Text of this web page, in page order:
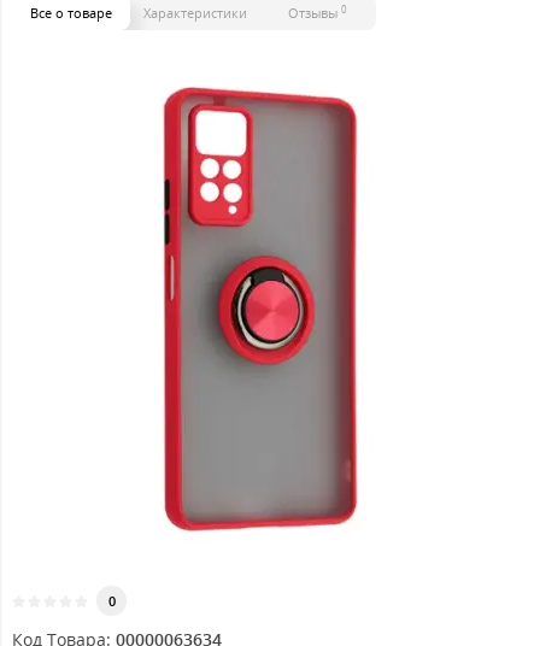
Все о товаре Характеристики Отзывы 0
0
Код Товара: 00000063634